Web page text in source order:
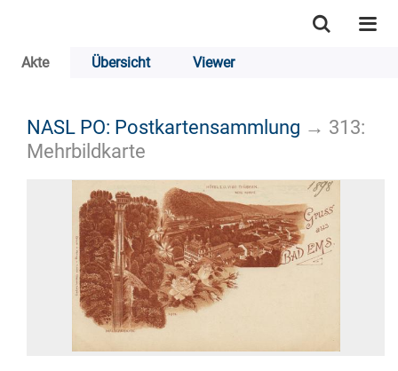
Akte Übersicht Viewer
NASL PO: Postkartensammlung → 313:
Mehrbildkarte